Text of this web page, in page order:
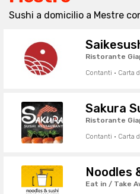
Sushi a domicilio a Mestre
Ristorante
Contanti · Carta
Sakura
Ristorante
Contanti · Carta
Noodles
Eat in / Take